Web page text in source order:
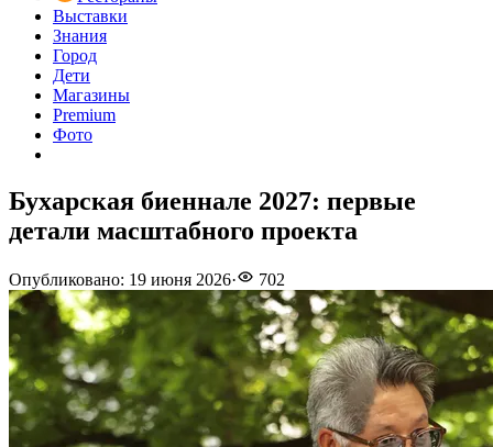
Выставки
Знания
Город
Дети
Магазины
Premium
Фото
Бухарская биеннале 2027: первые
детали масштабного проекта
Опубликовано: 19 июня 2026· 702